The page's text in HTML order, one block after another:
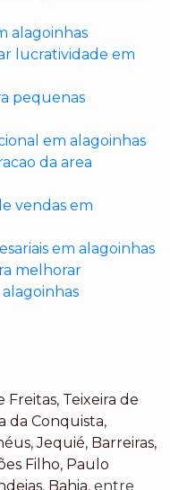
alagoinhas
lucratividade em
pequenas
em alagoinhas
da area
vendas em
em alagoinhas
melhorar
Freitas, Teixeira de
da Conquista,
,Jequié, Barreiras,
Filho, Paulo
, Bahia, entre